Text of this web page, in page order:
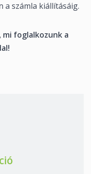
a számla kiállításáig.
foglalkozunk a